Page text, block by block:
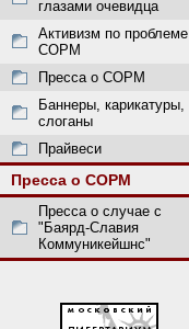
глазами очевидца
Активизм по проблеме
СОРМ
Пресса о СОРМ
Баннеры, карикатуры,
слоганы
Прайвеси
Пресса о СОРМ
Пресса о случае с
"Баярд-Славия
Коммуникейшнс"